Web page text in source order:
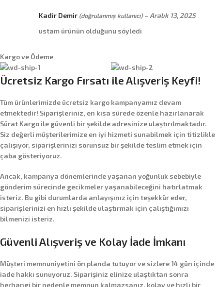
Kadir Demir (doğrulanmış kullanıcı) – Aralık 13, 2025
ustam ürünün olduğunu söyledi
Kargo ve Ödeme
Ücretsiz Kargo Fırsatı ile Alışveriş Keyfi!
Tüm ürünlerimizde ücretsiz kargo kampanyamız devam
etmektedir! Siparişleriniz, en kısa sürede özenle hazırlanarak
Sürat Kargo ile güvenli bir şekilde adresinize ulaştırılmaktadır.
Siz değerli müşterilerimize en iyi hizmeti sunabilmek için titizlikle
çalışıyor, siparişlerinizi sorunsuz bir şekilde teslim etmek için
çaba gösteriyoruz.
Ancak, kampanya dönemlerinde yaşanan yoğunluk sebebiyle
gönderim sürecinde gecikmeler yaşanabileceğini hatırlatmak
isteriz. Bu gibi durumlarda anlayışınız için teşekkür eder,
siparişlerinizi en hızlı şekilde ulaştırmak için çalıştığımızı
bilmenizi isteriz.
Güvenli Alışveriş ve Kolay İade İmkanı
Müşteri memnuniyetini ön planda tutuyor ve sizlere14 gün içinde
iade hakkı sunuyoruz. Siparişiniz elinize ulaştıktan sonra
herhangi bir nedenle memnun kalmazsanız, kolay ve hızlı bir